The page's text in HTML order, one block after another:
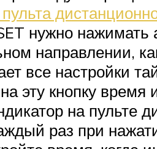
нужно нажимать
направлении,
настройки
кнопку время
на пульте
раз при нажатии